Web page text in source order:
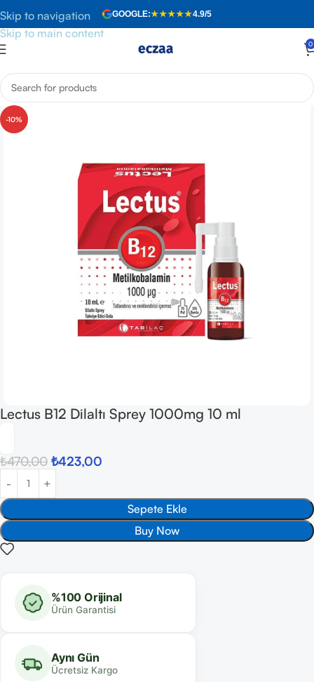
Skip to navigation
Skip to main content
GOOGLE:★★★★★4.9/5
0
Anasayfa» Mağaza
-10%
Lectus B12 Dilaltı Sprey 1000mg 10 ml
₺470,00 ₺423,00
Sepete Ekle
Buy Now
%100 Orijinal
Ürün Garantisi
Aynı Gün
Ücretsiz Kargo